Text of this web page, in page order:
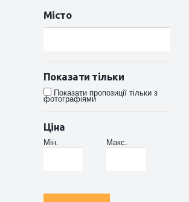
Місто
Показати тільки
Показати пропозиції тільки з
фотографіями
Ціна
Мін.
Макс.